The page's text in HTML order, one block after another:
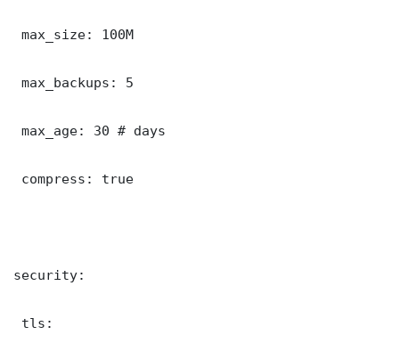
max_size: 100M
max_backups: 5
max_age: 30 # days
compress: true
security:
tls: